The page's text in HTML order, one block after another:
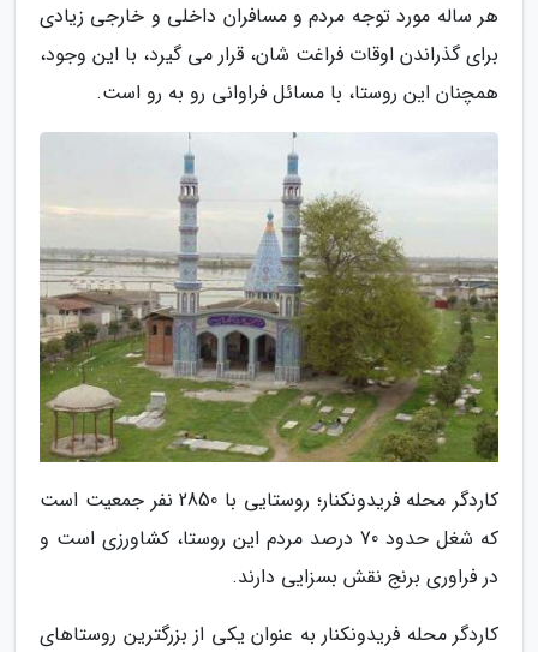
هر ساله مورد توجه مردم و مسافران داخلی و خارجی زیادی
برای گذراندن اوقات فراغت شان، قرار می گیرد، با این وجود،
همچنان این روستا، با مسائل فراوانی رو به رو است.
کاردگر محله فریدونکنار؛ روستایی با 2850 نفر جمعیت است
که شغل حدود 70 درصد مردم این روستا، کشاورزی است و
در فراوری برنج نقش بسزایی دارند.
کاردگر محله فریدونکنار به عنوان یکی از بزرگترین روستاهای